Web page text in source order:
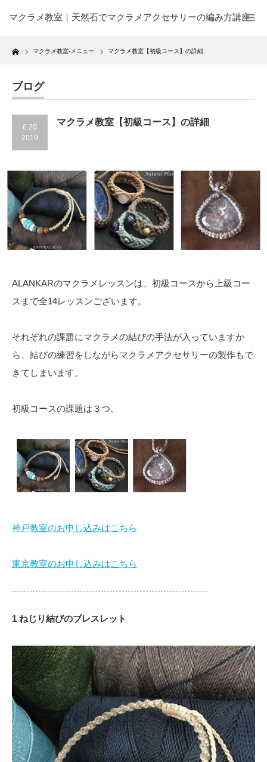
マクラメ教室｜天然石でマクラメアクセサリーの編み方講座
Home マクラメ教室-メニュー マクラメ教室【初級コース】の詳細
ブログ
6.20
2019
マクラメ教室【初級コース】の詳細
ALANKARのマクラメレッスンは、初級コースから上級コー
スまで全14レッスンございます。
それぞれの課題にマクラメの結びの手法が入っていますか
ら、結びの練習をしながらマクラメアクセサリーの製作もで
きてしまいます。
初級コースの課題は３つ。
神戸教室のお申し込みはこちら
東京教室のお申し込みはこちら
1 ねじり結びのブレスレット